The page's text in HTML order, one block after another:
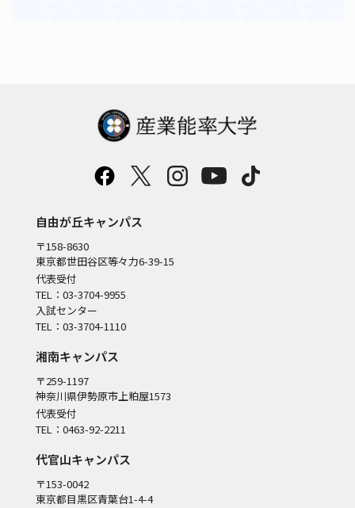
自由が丘キャンパス
〒158-8630
東京都世田谷区等々力6-39-15
代表受付
TEL：03-3704-9955
入試センター
TEL：03-3704-1110
湘南キャンパス
〒259-1197
神奈川県伊勢原市上粕屋1573
代表受付
TEL：0463-92-2211
代官山キャンパス
〒153-0042
東京都目黒区青葉台1-4-4